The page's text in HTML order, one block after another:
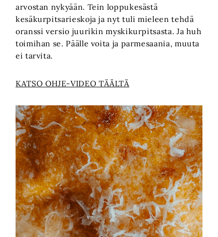
arvostan nykyään. Tein loppukesästä
kesäkurpitsarieskoja ja nyt tuli mieleen tehdä
oranssi versio juurikin myskikurpitsasta. Ja huh
toimihan se. Päälle voita ja parmesaania, muuta
ei tarvita.
KATSO OHJE-VIDEO TÄÄLTÄ